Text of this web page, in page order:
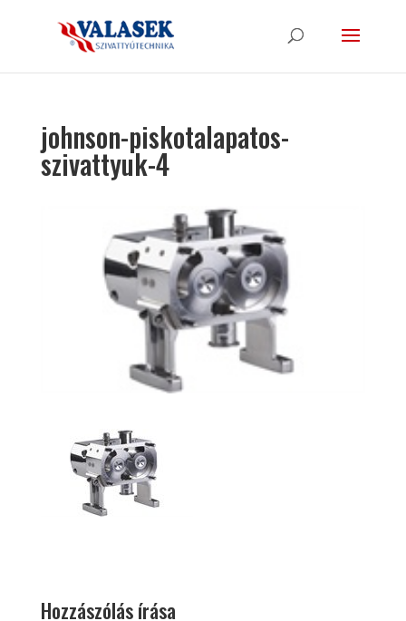
johnson-piskotalapatos-
szivattyuk-4
Hozzászólás írása